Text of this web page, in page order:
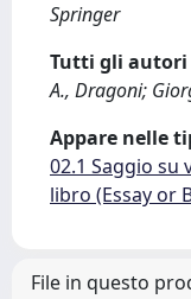
Springer
Tutti gli autori
A., Dragoni;
Appare nelle
02.1 Saggio su
libro (Essay or
File in questo